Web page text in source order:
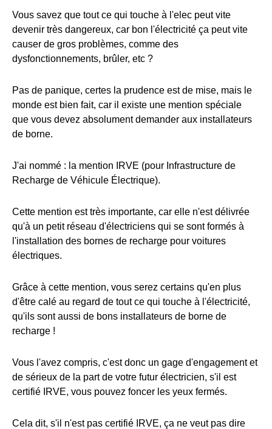
Vous savez que tout ce qui touche à l'elec peut vite
devenir très dangereux, car bon l'électricité ça peut vite
causer de gros problèmes, comme des
dysfonctionnements, brûler, etc ?
Pas de panique, certes la prudence est de mise, mais le
monde est bien fait, car il existe une mention spéciale
que vous devez absolument demander aux installateurs
de borne.
J'ai nommé : la mention IRVE (pour Infrastructure de
Recharge de Véhicule Électrique).
Cette mention est très importante, car elle n'est délivrée
qu'à un petit réseau d'électriciens qui se sont formés à
l'installation des bornes de recharge pour voitures
électriques.
Grâce à cette mention, vous serez certains qu'en plus
d'être calé au regard de tout ce qui touche à l'électricité,
qu'ils sont aussi de bons installateurs de borne de
recharge !
Vous l'avez compris, c'est donc un gage d'engagement et
de sérieux de la part de votre futur électricien, s'il est
certifié IRVE, vous pouvez foncer les yeux fermés.
Cela dit, s'il n'est pas certifié IRVE, ça ne veut pas dire